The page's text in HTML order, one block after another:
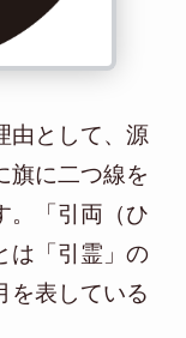
由として、源
旗に二つ線を
。「引両（ひ
は「引霊」の
を表している